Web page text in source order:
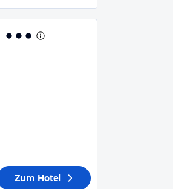
Zum Hotel